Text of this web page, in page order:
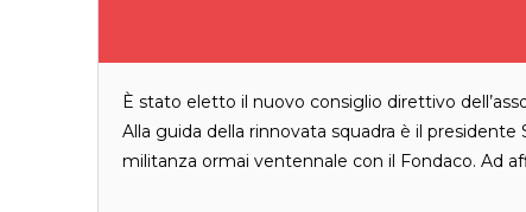
È stato eletto il nuovo consiglio direttivo
Alla guida della rinnovata squadra è il
militanza ormai ventennale con il Fondaco. Ad